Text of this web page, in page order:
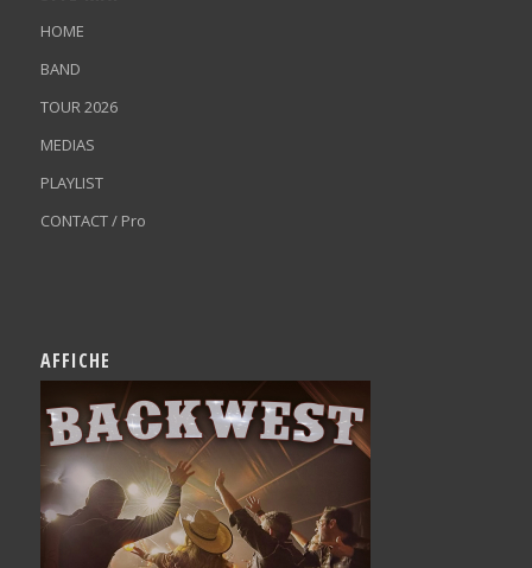
HOME
BAND
TOUR 2026
MEDIAS
PLAYLIST
CONTACT / Pro
AFFICHE